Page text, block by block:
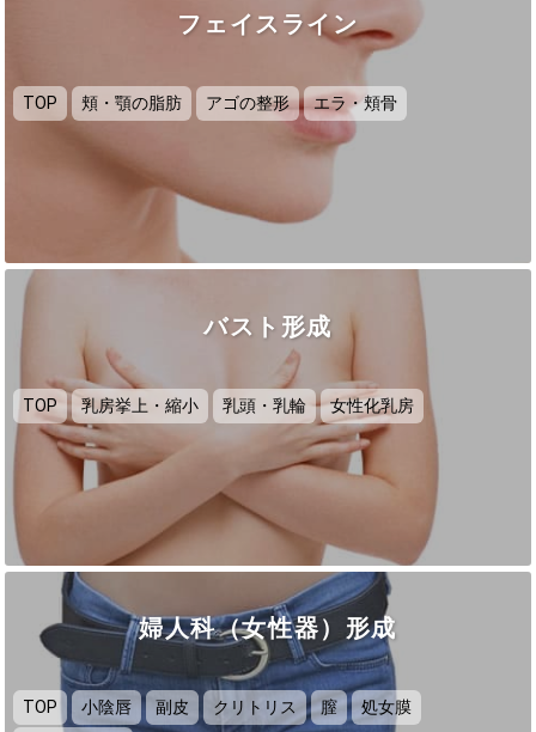
フェイスライン
TOP 頬・顎の脂肪 アゴの整形 エラ・頬骨
バスト形成
TOP 乳房挙上・縮小 乳頭・乳輪 女性化乳房
婦人科（女性器）形成
TOP 小陰唇 副皮 クリトリス 膣
処女膜